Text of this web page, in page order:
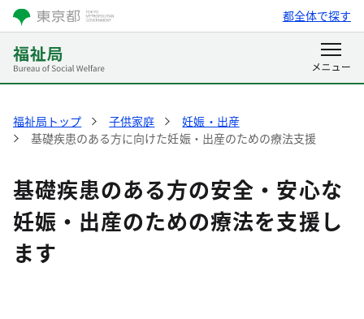
都全体で探す
福祉局トップ 子供家庭
妊娠・出産
基礎疾患のある方に向けた妊娠・出産のための療法支援
基礎疾患のある方の安全・安心な
妊娠・出産のための療法を支援し
ます